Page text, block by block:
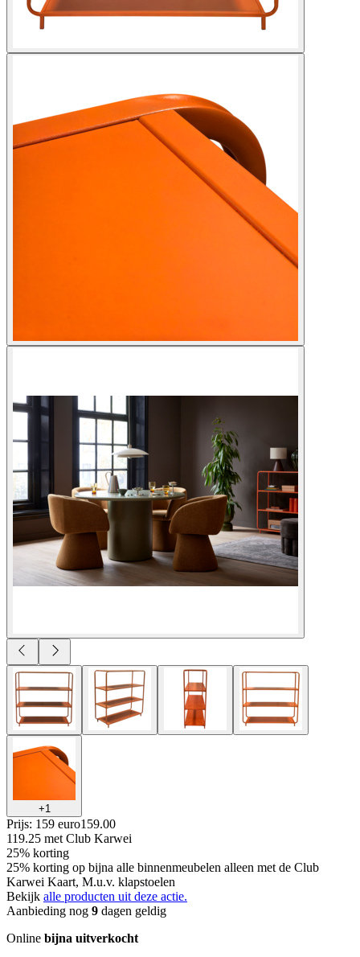
+1
Prijs: 159 euro159.00
119.25 met Club Karwei
25% korting
25% korting op bijna alle binnenmeubelen alleen met de Club
Karwei Kaart, M.u.v. klapstoelen
Bekijk alle producten uit deze actie.
Aanbieding nog 9 dagen geldig
Online bijna uitverkocht